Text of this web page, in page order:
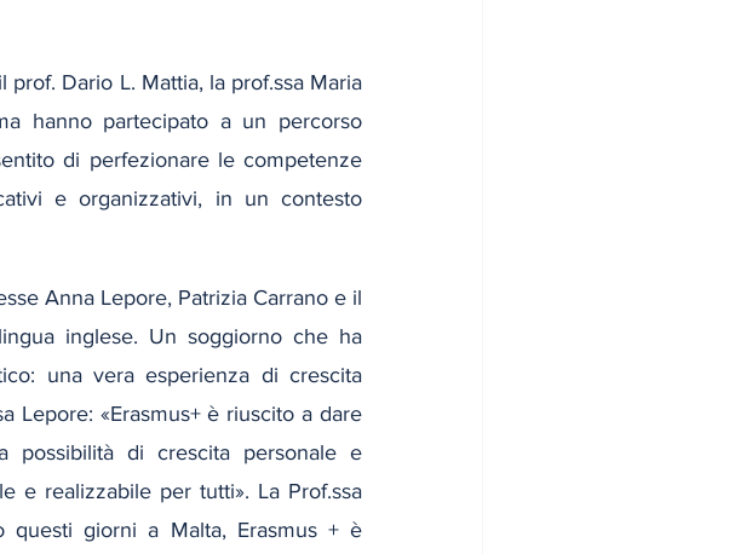
Dario L. Mattia, la prof.ssa Maria
hanno partecipato a un percorso
di perfezionare le competenze
e organizzativi, in un contesto
Anna Lepore, Patrizia Carrano e il
inglese. Un soggiorno che ha
una vera esperienza di crescita
Lepore: «Erasmus+ è riuscito a dare
possibilità di crescita personale e
e realizzabile per tutti». La Prof.ssa
questi giorni a Malta, Erasmus + è